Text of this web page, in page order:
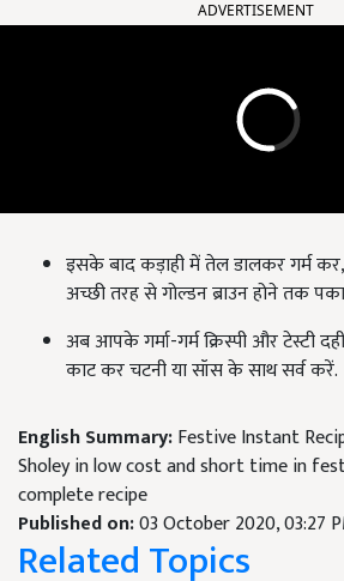
ADVERTISEMENT
इसके बाद कड़ाही में तेल डालकर गर्म
अच्छी तरह से गोल्डन ब्राउन होने तक
अब आपके गर्मा-गर्म क्रिस्पी और टेस्टी
काट कर चटनी या सॉस के साथ सर्व करें.
English Summary:Festive Instant
Sholey in low cost and short time in
complete recipe
Published on:03 October 2020, 03:27
Related Topics